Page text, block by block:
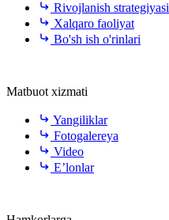
Rivojlanish strategiyasi
Xalqaro faoliyat
Bo'sh ish o'rinlari
Matbuot xizmati
Yangiliklar
Fotogalereya
Video
E’lonlar